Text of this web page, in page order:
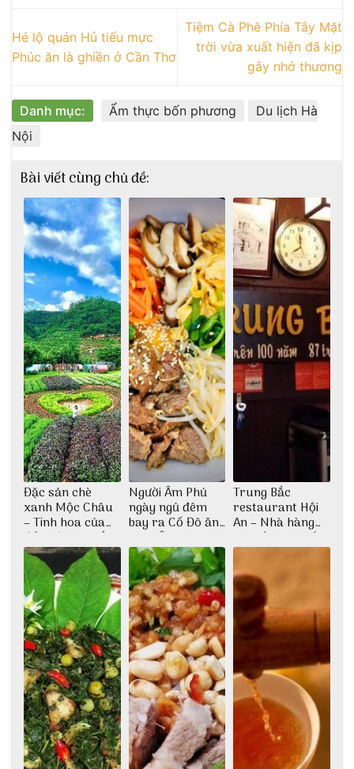
Hé lộ quán Hủ tiếu mực
Phúc ăn là ghiền ở Cần Thơ
Tiệm Cà Phê Phía Tây Mặt
trời vừa xuất hiện đã kịp
gây nhớ thương
Danh mục: Ẩm thực bốn phương
Du lịch Hà
Nội
Bài viết cùng chủ đề:
Đặc sản chè
xanh Mộc Châu
– Tinh hoa của
đất trời Tây Bắc
Người Âm Phủ
ngày ngủ đêm
bay ra Cố Đô ăn
Cơm Âm Phủ
Huế
Trung Bắc
restaurant Hội
An – Nhà hàng
cao lầu có thiết
kế vô cùng ấn
tượng giữa lòng
phố Hội